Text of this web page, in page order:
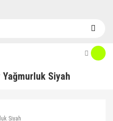
Yağmurluk Siyah